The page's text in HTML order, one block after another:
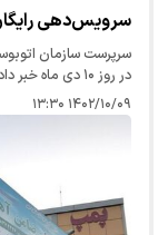
سرویس‌دهی رایگان
سرپرست سازمان
در روز ۱۰ دی ماه خبر داد.
۱۴۰۲/۱۰/۰۹ ۱۳:۳۰